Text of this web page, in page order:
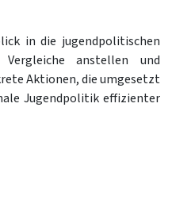
in die jugendpolitischen
Vergleiche anstellen und
Aktionen, die umgesetzt
Jugendpolitik effizienter